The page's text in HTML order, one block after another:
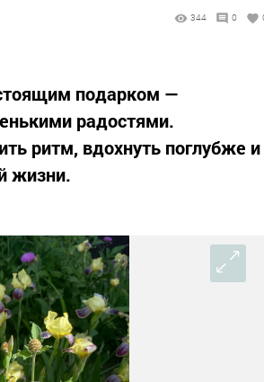
344 0
подарком —
радостями.
ритм, вдохнуть поглубже и
жизни.